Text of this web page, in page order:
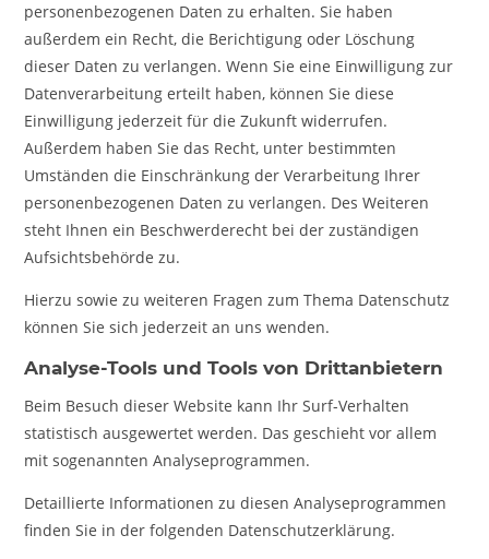
personenbezogenen Daten zu erhalten. Sie haben
außerdem ein Recht, die Berichtigung oder Löschung
dieser Daten zu verlangen. Wenn Sie eine Einwilligung zur
Datenverarbeitung erteilt haben, können Sie diese
Einwilligung jederzeit für die Zukunft widerrufen.
Außerdem haben Sie das Recht, unter bestimmten
Umständen die Einschränkung der Verarbeitung Ihrer
personenbezogenen Daten zu verlangen. Des Weiteren
steht Ihnen ein Beschwerderecht bei der zuständigen
Aufsichtsbehörde zu.
Hierzu sowie zu weiteren Fragen zum Thema Datenschutz
können Sie sich jederzeit an uns wenden.
Analyse-Tools und Tools von Dritt­anbietern
Beim Besuch dieser Website kann Ihr Surf-Verhalten
statistisch ausgewertet werden. Das geschieht vor allem
mit sogenannten Analyseprogrammen.
Detaillierte Informationen zu diesen Analyseprogrammen
finden Sie in der folgenden Datenschutzerklärung.